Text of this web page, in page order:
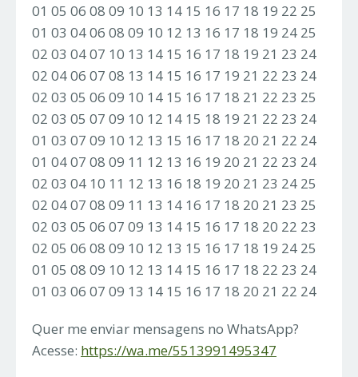
01 05 06 08 09 10 13 14 15 16 17 18 19 22 25
01 03 04 06 08 09 10 12 13 16 17 18 19 24 25
02 03 04 07 10 13 14 15 16 17 18 19 21 23 24
02 04 06 07 08 13 14 15 16 17 19 21 22 23 24
02 03 05 06 09 10 14 15 16 17 18 21 22 23 25
02 03 05 07 09 10 12 14 15 18 19 21 22 23 24
01 03 07 09 10 12 13 15 16 17 18 20 21 22 24
01 04 07 08 09 11 12 13 16 19 20 21 22 23 24
02 03 04 10 11 12 13 16 18 19 20 21 23 24 25
02 04 07 08 09 11 13 14 16 17 18 20 21 23 25
02 03 05 06 07 09 13 14 15 16 17 18 20 22 23
02 05 06 08 09 10 12 13 15 16 17 18 19 24 25
01 05 08 09 10 12 13 14 15 16 17 18 22 23 24
01 03 06 07 09 13 14 15 16 17 18 20 21 22 24
Quer me enviar mensagens no WhatsApp?
Acesse: https://wa.me/5513991495347